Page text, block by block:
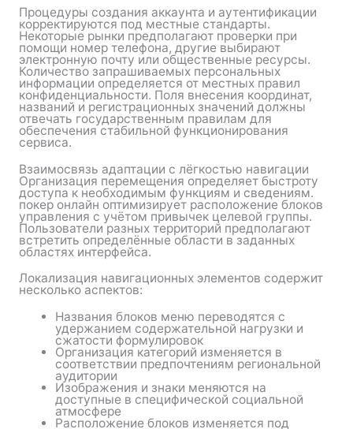
Процедуры создания аккаунта и аутентификации
корректируются под местные стандарты.
Некоторые рынки предполагают проверки при
помощи номер телефона, другие выбирают
электронную почту или общественные ресурсы.
Количество запрашиваемых персональных
информации определяется от местных правил
конфиденциальности. Поля внесения координат,
названий и регистрационных значений должны
отвечать государственным правилам для
обеспечения стабильной функционирования
сервиса.
Взаимосвязь адаптации с лёгкостью навигации
Организация перемещения определяет быстроту
доступа к необходимым функциям и сведениям.
покер онлайн оптимизирует расположение блоков
управления с учётом привычек целевой группы.
Пользователи разных территорий предполагают
встретить определённые области в заданных
областях интерфейса.
Локализация навигационных элементов содержит
несколько аспектов:
Названия блоков меню переводятся с
удержанием содержательной нагрузки и
сжатости формулировок
Организация категорий изменяется в
соответствии предпочтениям региональной
аудитории
Изображения и знаки меняются на
доступные в специфической социальной
атмосфере
Расположение блоков изменяется под